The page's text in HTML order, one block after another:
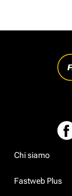
Chi siamo
Fastweb Plus